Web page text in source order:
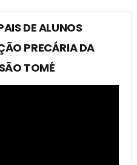
DE ALUNOS
PRECÁRIA DA
TOMÉ